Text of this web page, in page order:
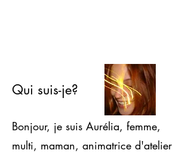
Qui suis-je?
Bonjour, je suis Aurélia, femme,
multi, maman, animatrice d'atelier